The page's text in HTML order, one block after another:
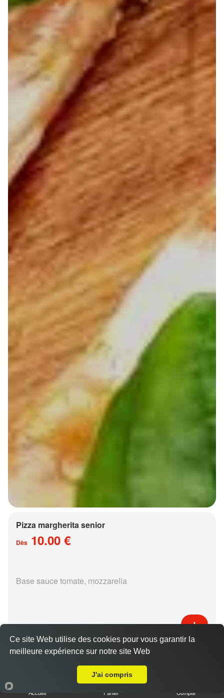
Pizza margherita senior
Dès 10.00 €
Base sauce tomate, mozzarella
Pizza régina senior
Accueil Panier Compte
Ce site Web utilise des cookies pour vous garantir la
meilleure expérience sur notre site Web
J'ai compris